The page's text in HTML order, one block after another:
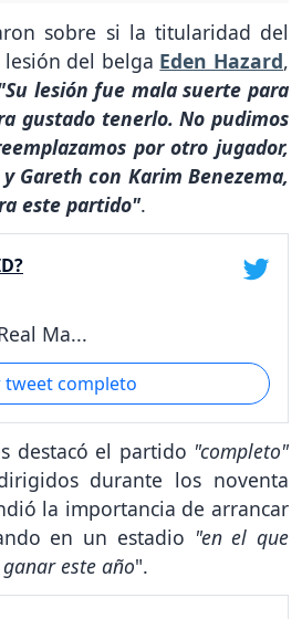
sobre si la titularidad del
del belga Eden Hazard,
lesión fue mala suerte para
gustado tenerlo. No pudimos
por otro jugador,
Gareth con Karim Benezema,
este partido".
Ma...
tweet completo
destacó el partido "completo"
durante los noventa
la importancia de arrancar
en un estadio "en el que
este año".